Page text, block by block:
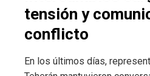
tensión y
conflicto
En los últimos días,